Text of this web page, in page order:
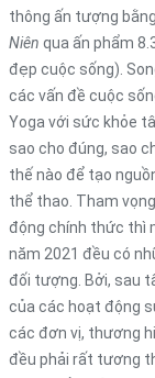
thông ấn tượng
Niên qua ấn phẩm
đẹp cuộc sống).
các vấn đề cuộc
Yoga với sức khỏe
sao cho đúng, sao
thế nào để tạo
thể thao. Tham
động chính thức thì
năm 2021 đều có
đối tượng. Bởi, sau
của các hoạt động
các đơn vị, thương
đều phải rất tương